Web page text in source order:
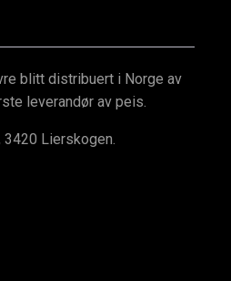
blitt distribuert i Norge av
leverandør av peis.
Lierskogen.